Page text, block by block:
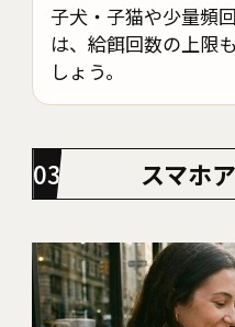
子犬・子猫や少量頻
は、給餌回数の上限
しょう。
スマホ